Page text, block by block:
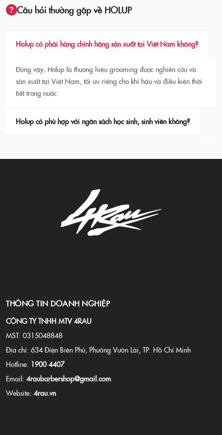
Câu hỏi thường gặp về HOLUP
Holup có phải hàng chính hãng sản xuất tại Việt Nam không?
Đúng vậy, Holup là thương hiệu grooming được nghiên cứu và
sản xuất tại Việt Nam, tối ưu riêng cho khí hậu và điều kiện thời
tiết trong nước.
Holup có phù hợp với ngân sách học sinh, sinh viên không?
THÔNG TIN DOANH NGHIỆP
CÔNG TY TNHH MTV 4RAU
MST: 0315048848
Địa chỉ: 634 Điện Biên Phủ, Phường Vườn Lài, TP. Hồ Chí Minh
Hotline: 1900 4407
Email: 4raubarbershop@gmail.com
Website: 4rau.vn